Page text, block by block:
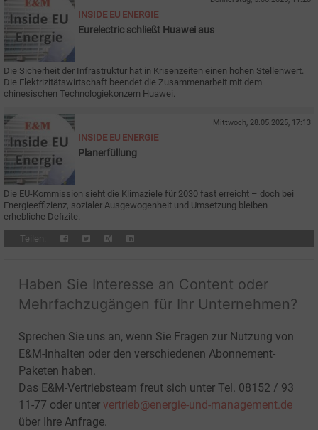
INSIDE EU ENERGIE
Eurelectric schließt Huawei aus
Die Sicherheit der Infrastruktur hat in Krisenzeiten einen hohen Stellenwert.
Die Elektrizitätswirtschaft beendet die Zusammenarbeit mit dem
chinesischen Technologiekonzern Huawei.
Mittwoch, 28.05.2025, 17:13
INSIDE EU ENERGIE
Planerfüllung
Die EU-Kommission sieht die Klimaziele für 2030 fast erreicht – doch bei
Energieeffizienz, sozialer Ausgewogenheit und Umsetzung bleiben
erhebliche Defizite.
Teilen:
Haben Sie Interesse an Content oder
Mehrfachzugängen für Ihr Unternehmen?
Sprechen Sie uns an, wenn Sie Fragen zur Nutzung von
E&M-Inhalten oder den verschiedenen Abonnement-
Paketen haben.
Das E&M-Vertriebsteam freut sich unter Tel. 08152 / 93
11-77 oder unter vertrieb@energie-und-management.de
über Ihre Anfrage.